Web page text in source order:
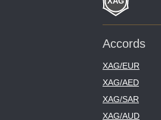
Accords
XAG/EUR
XAG/AED
XAG/SAR
XAG/AUD